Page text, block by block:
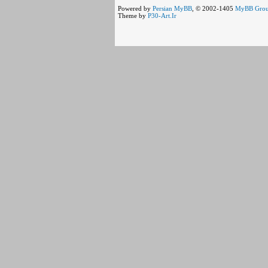
Powered by Persian MyBB , © 2002-1405 MyBB
Theme by P30-Art.Ir